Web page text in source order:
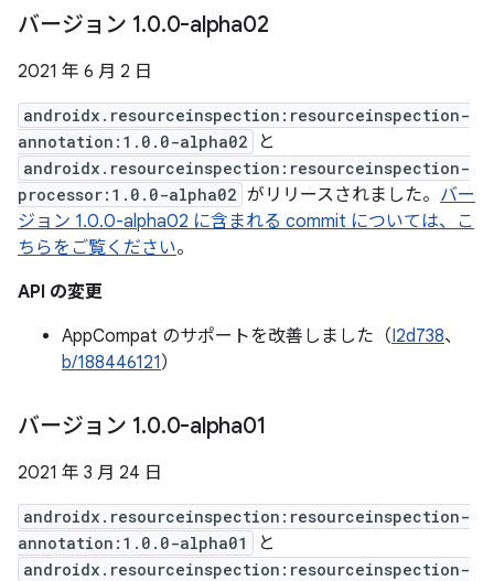
バージョン 1.0.0-alpha02
2021 年 6 月 2 日
androidx.resourceinspection:resourceinspection-
annotation:1.0.0-alpha02
と
androidx.resourceinspection:resourceinspection-
processor:1.0.0-alpha02 がリリースされました。 バー
ジョン 1.0.0-alpha02 に含まれる commit については、こ
ちらをご覧ください。
API の変更
AppCompat のサポートを改善しました（I2d738、
b/188446121）
バージョン 1.0.0-alpha01
2021 年 3 月 24 日
androidx.resourceinspection:resourceinspection-
annotation:1.0.0-alpha01
と
androidx.resourceinspection:resourceinspection-